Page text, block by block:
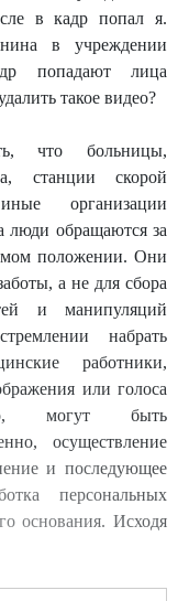
в кадр попал я.
в учреждении
попадают лица
такое видео?
что больницы,
станции скорой
организации
люди обращаются за
положении. Они
а не для сбора
и манипуляций
набрать
работники,
или голоса
могут быть
осуществление
и последующее
персональных
основания. Исходя